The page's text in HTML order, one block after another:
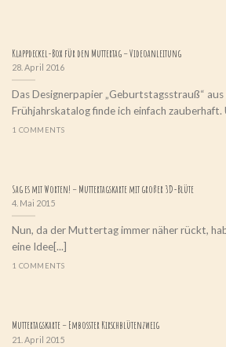
Klappdeckel-Box für den Muttertag – Videoanleitung
28. April 2016
Das Designerpapier „Geburtstagsstrauß“
Frühjahrskatalog finde ich einfach zauberhaft.
1 COMMENTS
Sag es mit Worten! – Muttertagskarte mit großer 3D-Blüte
4. Mai 2015
Nun, da der Muttertag immer näher rückt,
eine Idee[...]
1 COMMENTS
Muttertagskarte – Embosster Kirschblütenzweig
21. April 2015